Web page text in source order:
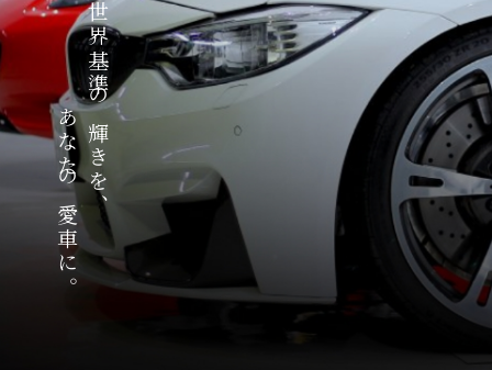
世界基準の輝きを、
あなたの愛車に。